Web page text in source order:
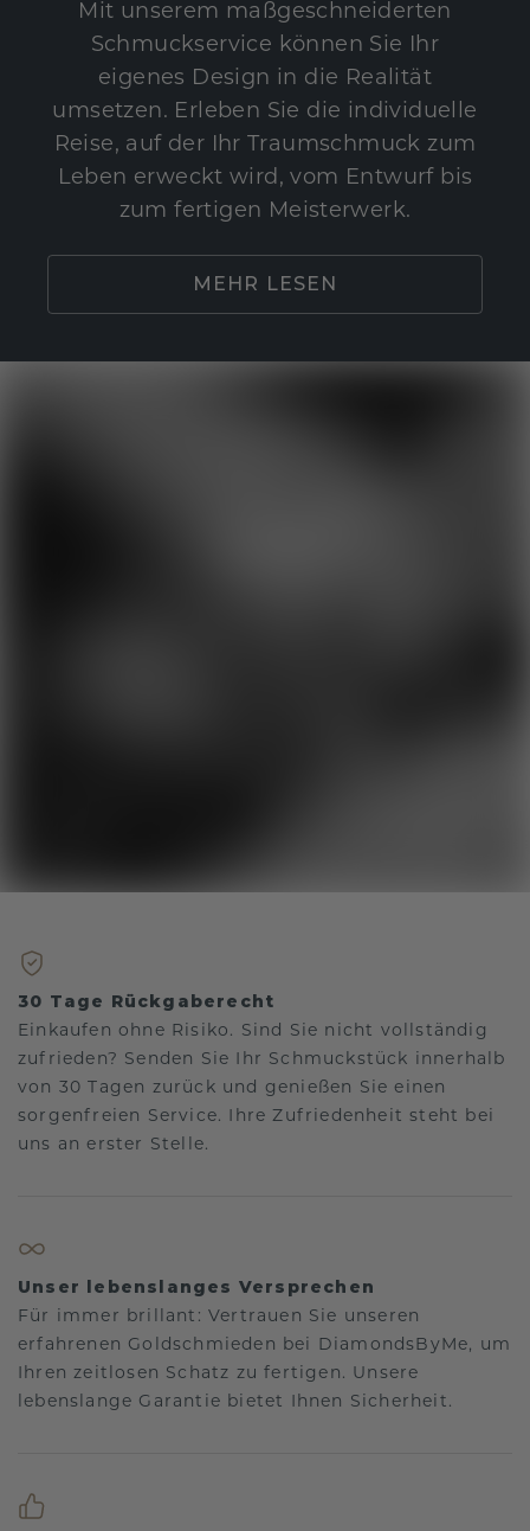
Mit unserem maßgeschneiderten
Schmuckservice können Sie Ihr
eigenes Design in die Realität
umsetzen. Erleben Sie die individuelle
Reise, auf der Ihr Traumschmuck zum
Leben erweckt wird, vom Entwurf bis
zum fertigen Meisterwerk.
MEHR LESEN
30 Tage Rückgaberecht
Einkaufen ohne Risiko. Sind Sie nicht vollständig
zufrieden? Senden Sie Ihr Schmuckstück innerhalb
von 30 Tagen zurück und genießen Sie einen
sorgenfreien Service. Ihre Zufriedenheit steht bei
uns an erster Stelle.
Unser lebenslanges Versprechen
Für immer brillant: Vertrauen Sie unseren
erfahrenen Goldschmieden bei DiamondsByMe, um
Ihren zeitlosen Schatz zu fertigen. Unsere
lebenslange Garantie bietet Ihnen Sicherheit.